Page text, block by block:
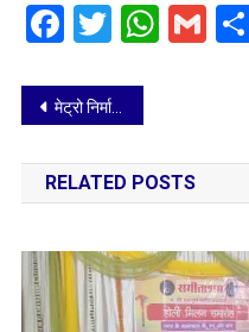
Facebook
Twitter
Post
navigation
मेट्रो निर्माण से बंद हुआ भूमिगत नाला बना जलभराव की वजह, नगर निगम ने शुरू की कार्रवाई
RELATED POSTS